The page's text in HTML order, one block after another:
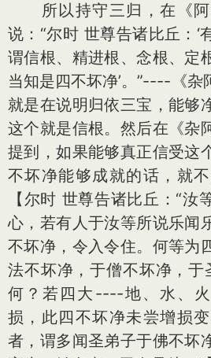
所以持守三归，在《阿
说：“尔时 世尊告诸比丘：‘
谓信根、精进根、念根、定
当知是四不坏净’。”----《杂
就是在说明归依三宝，能够
这个就是信根。然后在《杂
提到，如果能够真正信受这
不坏净能够成就的话，就
【尔时 世尊告诸比丘：“汝
心，若有人于汝等所说乐闻
不坏净，令入令住。何等为
法不坏净，于僧不坏净，
何？若四大----地、水、
损，此四不坏净未尝增损
者，谓多闻圣弟子于佛不坏